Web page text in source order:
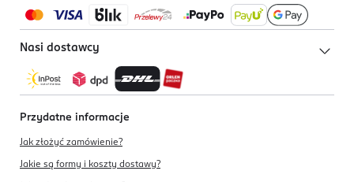
Nasi dostawcy
Przydatne informacje
Jak złożyć zamówienie?
Jakie są formy i koszty dostawy?